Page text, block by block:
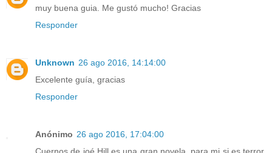
muy buena guia. Me gustó mucho! Gracias
Responder
Unknown 26 ago 2016, 14:14:00
Excelente guía, gracias
Responder
Anónimo 26 ago 2016, 17:04:00
Cuernos de joé Hill es una gran novela, para mi si es terror,